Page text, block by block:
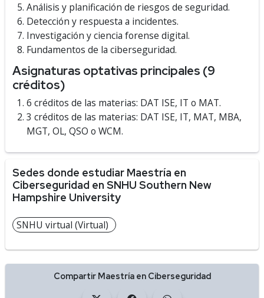
Análisis y planificación de riesgos de seguridad.
Detección y respuesta a incidentes.
Investigación y ciencia forense digital.
Fundamentos de la ciberseguridad.
Asignaturas optativas principales (9
créditos)
6 créditos de las materias: DAT ISE, IT o MAT.
3 créditos de las materias: DAT ISE, IT, MAT, MBA,
MGT, OL, QSO o WCM.
Sedes donde estudiar Maestría en
Ciberseguridad en SNHU Southern New
Hampshire University
SNHU virtual (Virtual)
Compartir Maestría en Ciberseguridad